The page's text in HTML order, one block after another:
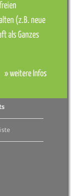
(z.B. neue
als Ganzes
» weitere Infos